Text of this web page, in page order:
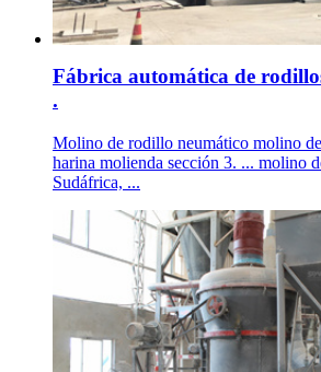
Fábrica automática de
.
Molino de rodillo neumático molino
harina molienda sección 3. ... molino
Sudáfrica, ...